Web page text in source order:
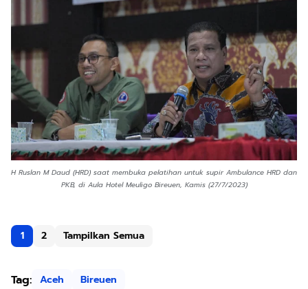
H Ruslan M Daud (HRD) saat membuka pelatihan untuk supir Ambulance HRD dan
PKB, di Aula Hotel Meuligo Bireuen, Kamis (27/7/2023)
1 2 Tampilkan Semua
Tag: Aceh Bireuen